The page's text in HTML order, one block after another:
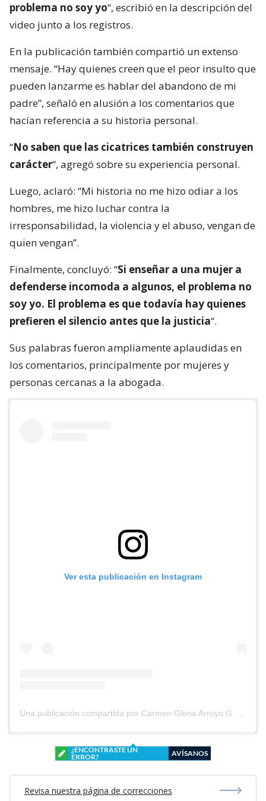
problema no soy yo“, escribió en la descripción del
video junto a los registros.
En la publicación también compartió un extenso
mensaje. “Hay quienes creen que el peor insulto que
pueden lanzarme es hablar del abandono de mi
padre”, señaló en alusión a los comentarios que
hacían referencia a su historia personal.
“No saben que las cicatrices también construyen
carácter“, agregó sobre su experiencia personal.
Luego, aclaró: “Mi historia no me hizo odiar a los
hombres, me hizo luchar contra la
irresponsabilidad, la violencia y el abuso, vengan de
quien vengan”.
Finalmente, concluyó: “Si enseñar a una mujer a
defenderse incomoda a algunos, el problema no
soy yo. El problema es que todavía hay quienes
prefieren el silencio antes que la justicia“.
Sus palabras fueron ampliamente aplaudidas en
los comentarios, principalmente por mujeres y
personas cercanas a la abogada.
Ver esta publicación en Instagram
¿ENCONTRASTE UN
ERROR?
AVÍSANOS
Revisa nuestra página de correcciones